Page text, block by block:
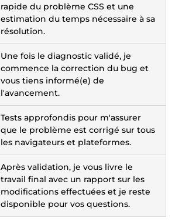
rapide du problème CSS et une
estimation du temps nécessaire à sa
résolution.
Une fois le diagnostic validé, je
commence la correction du bug et
vous tiens informé(e) de
l'avancement.
Tests approfondis pour m'assurer
que le problème est corrigé sur tous
les navigateurs et plateformes.
Après validation, je vous livre le
travail final avec un rapport sur les
modifications effectuées et je reste
disponible pour vos questions.